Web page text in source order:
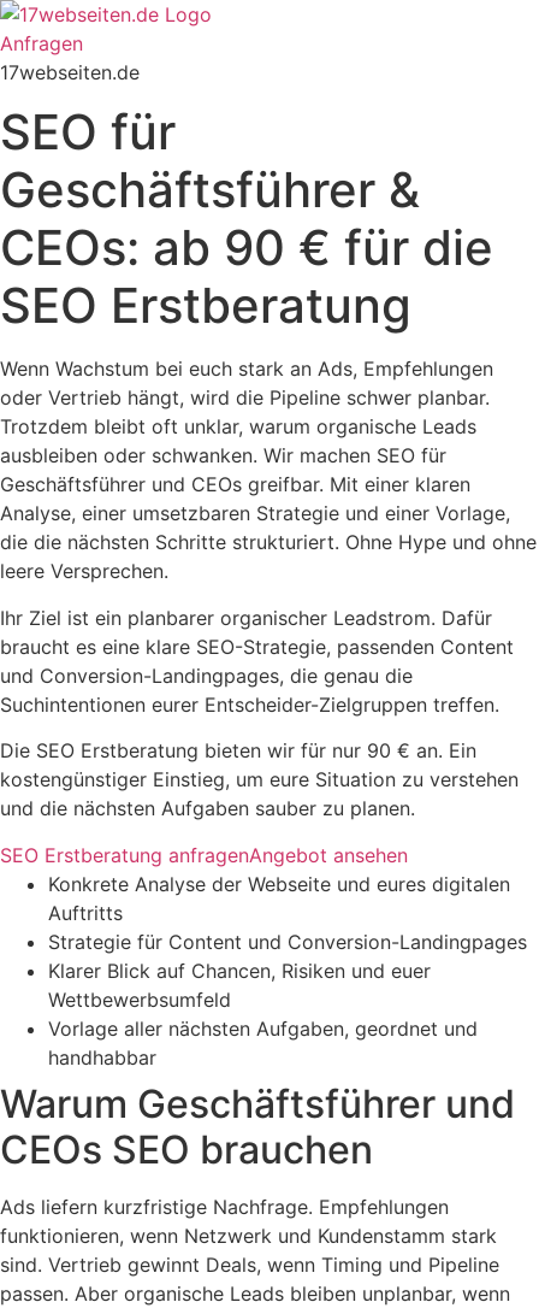
Zum
Inhalt
springen
Anfragen
17webseiten.de
SEO für
Geschäftsführer &
CEOs: ab 90 € für die
SEO Erstberatung
Wenn Wachstum bei euch stark an Ads, Empfehlungen
oder Vertrieb hängt, wird die Pipeline schwer planbar.
Trotzdem bleibt oft unklar, warum organische Leads
ausbleiben oder schwanken. Wir machen SEO für
Geschäftsführer und CEOs greifbar. Mit einer klaren
Analyse, einer umsetzbaren Strategie und einer Vorlage,
die die nächsten Schritte strukturiert. Ohne Hype und ohne
leere Versprechen.
Ihr Ziel ist ein planbarer organischer Leadstrom. Dafür
braucht es eine klare SEO-Strategie, passenden Content
und Conversion-Landingpages, die genau die
Suchintentionen eurer Entscheider-Zielgruppen treffen.
Die SEO Erstberatung bieten wir für nur 90 € an. Ein
kostengünstiger Einstieg, um eure Situation zu verstehen
und die nächsten Aufgaben sauber zu planen.
SEO Erstberatung anfragenAngebot ansehen
Konkrete Analyse der Webseite und eures digitalen
Auftritts
Strategie für Content und Conversion-Landingpages
Klarer Blick auf Chancen, Risiken und euer
Wettbewerbsumfeld
Vorlage aller nächsten Aufgaben, geordnet und
handhabbar
Warum Geschäftsführer und
CEOs SEO brauchen
Ads liefern kurzfristige Nachfrage. Empfehlungen
funktionieren, wenn Netzwerk und Kundenstamm stark
sind. Vertrieb gewinnt Deals, wenn Timing und Pipeline
passen. Aber organische Leads bleiben unplanbar, wenn